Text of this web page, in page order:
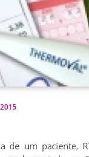
de um paciente,